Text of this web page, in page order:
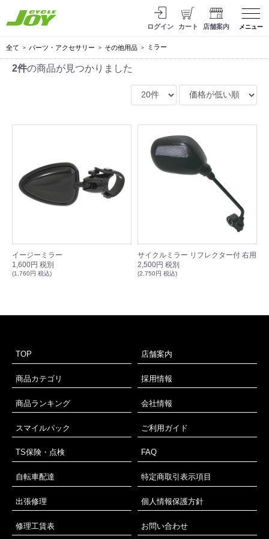
ログイン カート 店舗案内 メニュー
全て パーツ・アクセサリー その他用品 ミラー
2件の商品が見つかりました
イージーミラー
1,600円 税別
(1,760円 税込)
サイクルミラー リフレクター付 右用
2,500円 税別
(2,750円 税込)
TOP 店舗案内
商品カテゴリ 採用情報
商品ランキング 会社情報
スマイルパック ご利用ガイド
TS保険・点検 FAQ
自転車配達 特定商取引表示項目
出張修理 個人情報保護方針
修理工賃表 お問い合わせ